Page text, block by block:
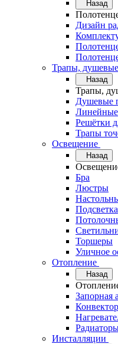
Назад
Дизайн
Трапы,
Назад
Трапы,
Душевые
Решётки
Трапы
Освещение
Назад
Бра
Люстры
Подсветка
Торшеры
Уличное
Отопление
Назад
Запорная
Инсталляции